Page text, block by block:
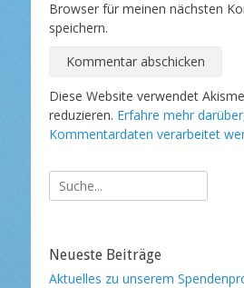
Browser für meinen nächsten
speichern.
Diese Website verwendet
reduzieren. Erfahre mehr
Kommentardaten verarbeitet
Suche
nach:
Neueste Beiträge
Aktuelles zu unserem